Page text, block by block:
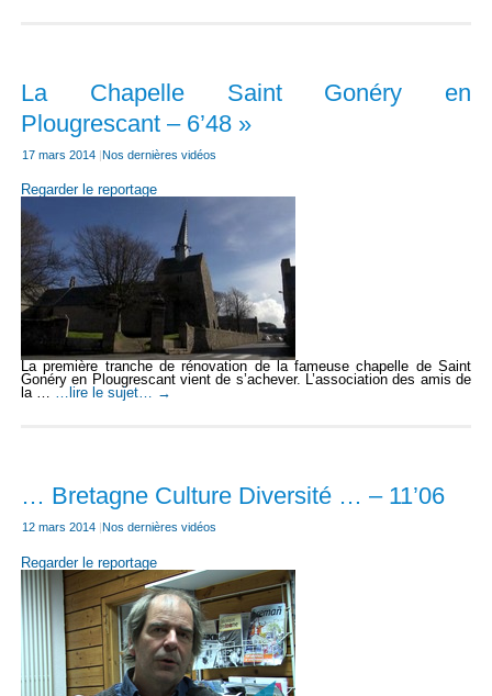
La Chapelle Saint Gonéry en
Plougrescant – 6’48 »
17 mars 2014 |Nos dernières vidéos
Regarder le reportage
La première tranche de rénovation de la fameuse chapelle de Saint
Gonéry en Plougrescant vient de s’achever. L’association des amis de
la … …lire le sujet… →
… Bretagne Culture Diversité … – 11’06
12 mars 2014 |Nos dernières vidéos
Regarder le reportage